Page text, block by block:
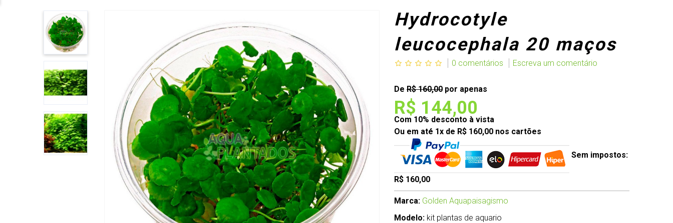
Hydrocotyle
leucocephala 20 maços
0 comentários Escreva um comentário
De R$ 160,00 por apenas
R$ 144,00
Com 10% desconto à vista
Ou em até 1x de R$ 160,00 nos cartões
Sem impostos:
R$ 160,00
Marca: Golden Aquapaisagismo
Modelo: kit plantas de aquario